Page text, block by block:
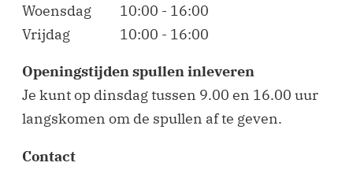
Woensdag
10:00 - 16:00
Vrijdag
10:00 - 16:00
Openingstijden spullen inleveren
Je kunt op dinsdag tussen 9.00 en 16.00 uur
langskomen om de spullen af te geven.
Contact